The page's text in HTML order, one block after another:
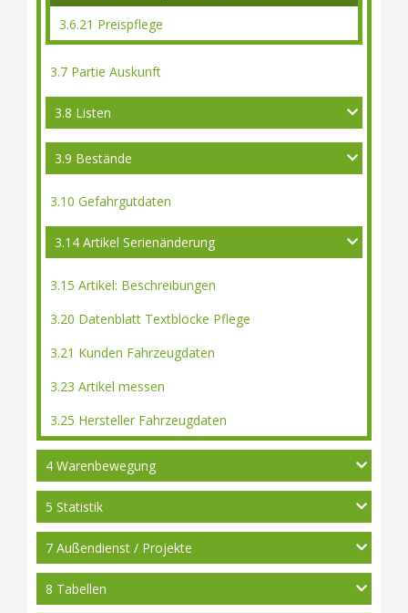
3.6.21 Preispflege
3.7 Partie Auskunft
3.8 Listen
3.9 Bestände
3.10 Gefahrgutdaten
3.14 Artikel Serienänderung
3.15 Artikel: Beschreibungen
3.20 Datenblatt Textblöcke Pflege
3.21 Kunden Fahrzeugdaten
3.23 Artikel messen
3.25 Hersteller Fahrzeugdaten
4 Warenbewegung
5 Statistik
7 Außendienst / Projekte
8 Tabellen